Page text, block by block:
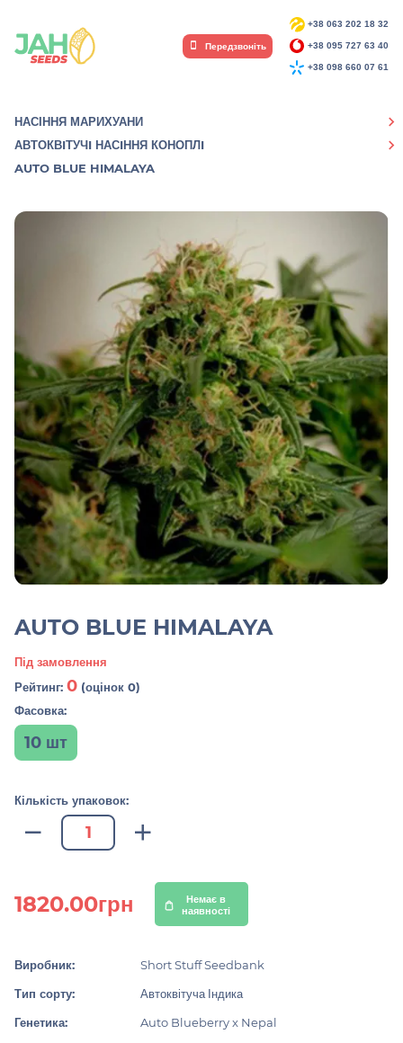
+38 063 202 18 32
+38 095 727 63 40
+38 098 660 07 61
Передзвоніть
НАСІННЯ МАРИХУАНИ
АВТОКВIТУЧI НАСIННЯ КОНОПЛI
AUTO BLUE HIMALAYA
AUTO BLUE HIMALAYA
Під замовлення
Рейтинг: 0 (оцінок 0)
Фасовка:
10 шт
Кількість упаковок:
1820.00грн
Немає в
наявності
Виробник:
Short Stuff Seedbank
Тип сорту:
Автоквітуча Індика
Генетика:
Auto Blueberry x Nepal